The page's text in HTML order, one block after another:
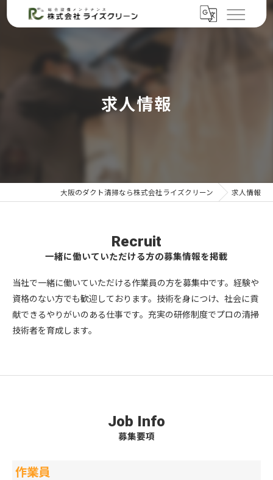
求人情報
大阪のダクト清掃なら株式会社ライズクリーン 求人情報
一緒に働いていただける方の募集情報を掲載
Recruit
当社で一緒に働いていただける作業員の方を募集中です。経験や
資格のない方でも歓迎しております。技術を身につけ、社会に貢
献できるやりがいのある仕事です。充実の研修制度でプロの清掃
技術者を育成します。
募集要項
Job Info
作業員